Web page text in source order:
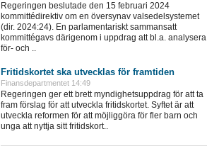
Regeringen beslutade den 15 februari 2024
kommittédirektiv om en översynav valsedelsystemet
(dir. 2024:24). En parlamentariskt sammansatt
kommittégavs därigenom i uppdrag att bl.a. analysera
för- och ..
Fritidskortet ska utvecklas för framtiden
Finansdepartmentet 14:49
Regeringen ger ett brett myndighetsuppdrag för att ta
fram förslag för att utveckla fritidskortet. Syftet är att
utveckla reformen för att möjliggöra för fler barn och
unga att nyttja sitt fritidskort..